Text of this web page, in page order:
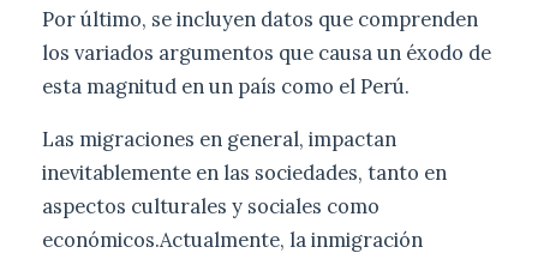
Por último, se incluyen datos que comprenden
los variados argumentos que causa un éxodo de
esta magnitud en un país como el Perú.
Las migraciones en general, impactan
inevitablemente en las sociedades, tanto en
aspectos culturales y sociales como
económicos.Actualmente, la inmigración